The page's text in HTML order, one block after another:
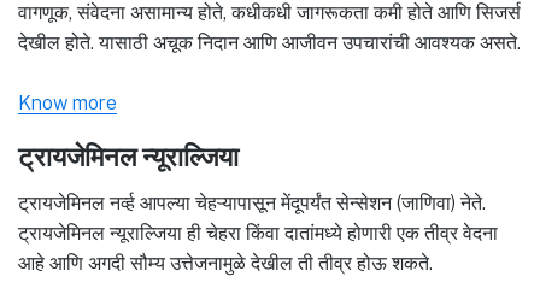
वागणूक, संवेदना असामान्य होते, कधीकधी जागरूकता कमी होते आणि सिजर्स
देखील होते. यासाठी अचूक निदान आणि आजीवन उपचारांची आवश्यक असते.
Know more
ट्रायजेमिनल न्यूराल्जिया
ट्रायजेमिनल नर्व्ह आपल्या चेहऱ्यापासून मेंदूपर्यंत सेन्सेशन (जाणिवा) नेते.
ट्रायजेमिनल न्यूराल्जिया ही चेहरा किंवा दातांमध्ये होणारी एक तीव्र वेदना
आहे आणि अगदी सौम्य उत्तेजनामुळे देखील ती तीव्र होऊ शकते.